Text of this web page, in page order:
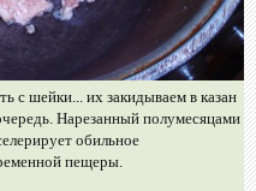
с шейки... их закидываем в казан
Нарезанный полумесяцами
обильное
пещеры.